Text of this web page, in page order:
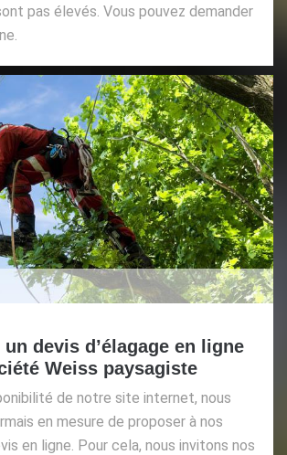
pas élevés. Vous pouvez demander
un devis d’élagage en ligne
Weiss paysagiste
de notre site internet, nous
en mesure de proposer à nos
en ligne. Pour cela, nous invitons nos